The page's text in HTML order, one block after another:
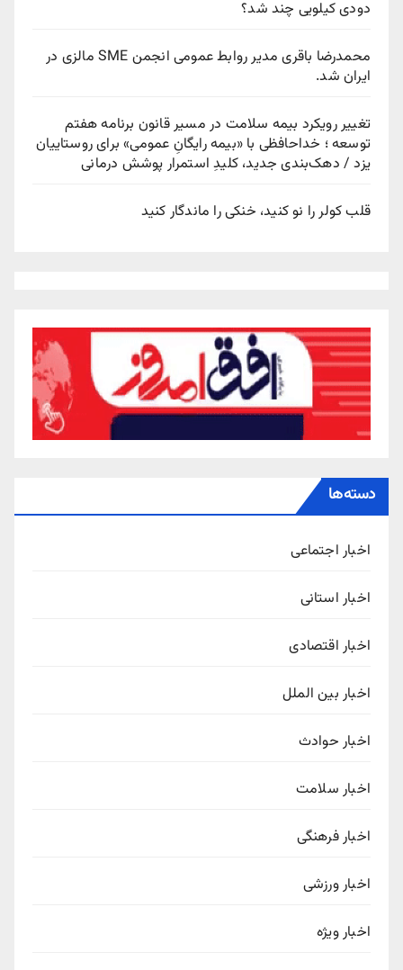
دودی کیلویی چند شد؟
محمدرضا باقری مدیر روابط عمومی انجمن SME مالزی در
ایران شد.
تغییر رویکرد بیمه سلامت در مسیر قانون برنامه هفتم
توسعه ؛ خداحافظی با «بیمه رایگانِ عمومی» برای روستاییان
یزد / دهک‌بندی جدید، کلیدِ استمرار پوشش درمانی
قلب کولر را نو کنید، خنکی را ماندگار کنید
دسته‌ها
اخبار اجتماعی
اخبار استانی
اخبار اقتصادی
اخبار بین الملل
اخبار حوادث
اخبار سلامت
اخبار فرهنگی
اخبار ورزشی
اخبار ویژه